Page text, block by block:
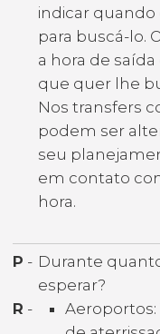
indicar
para buscá-lo.
a hora de saída
que quer lhe
Nos transfers
podem ser
seu
em contato
hora.
P - Durante
esperar?
R -
Aeroportos: